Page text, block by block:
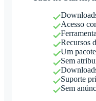
Acesso
Recursos
Um
Sem
Suporte
Sem